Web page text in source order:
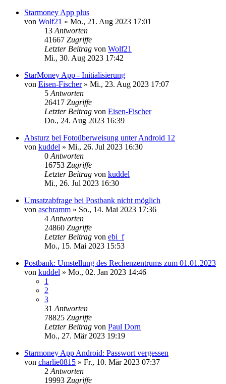
Starmoney App plus
von Wolf21 » Mo., 21. Aug 2023 17:01
13 Antworten
41667 Zugriffe
Letzter Beitrag von Wolf21
Mi., 30. Aug 2023 17:42
StarMoney App - Initialisierung
von Eisen-Fischer» Mi., 23. Aug 2023 17:07
5 Antworten
26417 Zugriffe
Letzter Beitrag von Eisen-Fischer
Do., 24. Aug 2023 16:39
Absturz bei Fotoüberweisung unter Android 12
von kuddel » Mi., 26. Jul 2023 16:30
0 Antworten
16753 Zugriffe
Letzter Beitrag von kuddel
Mi., 26. Jul 2023 16:30
Umsatzabfrage bei Postbank nicht möglich
von aschramm » So., 14. Mai 2023 17:36
4 Antworten
24860 Zugriffe
Letzter Beitrag von ebi_f
Mo., 15. Mai 2023 15:53
Postbank: Umstellung des Rechenzentrums zum 01.01.2023
von kuddel » Mo., 02. Jan 2023 14:46
1
2
3
31 Antworten
78825 Zugriffe
Letzter Beitrag von Paul Dorn
Mo., 27. Mär 2023 19:19
Starmoney App Android: Passwort vergessen
von charlie0815 » Fr., 10. Mär 2023 07:37
2 Antworten
19993 Zugriffe